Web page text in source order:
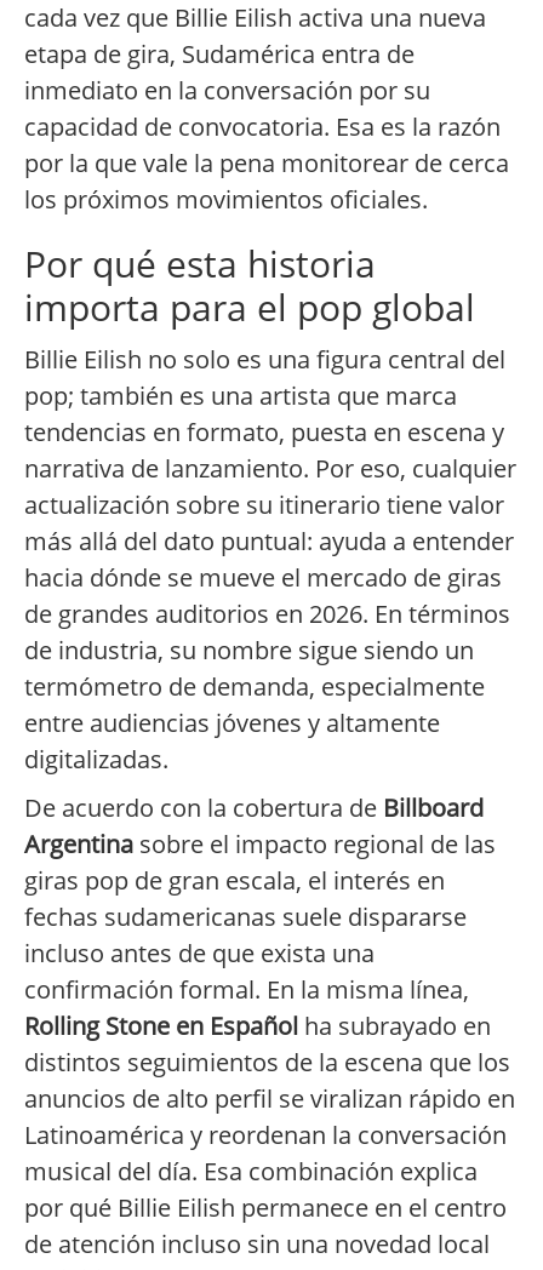
cada vez que Billie Eilish activa una nueva
etapa de gira, Sudamérica entra de
inmediato en la conversación por su
capacidad de convocatoria. Esa es la razón
por la que vale la pena monitorear de cerca
los próximos movimientos oficiales.
Por qué esta historia
importa para el pop global
Billie Eilish no solo es una figura central del
pop; también es una artista que marca
tendencias en formato, puesta en escena y
narrativa de lanzamiento. Por eso, cualquier
actualización sobre su itinerario tiene valor
más allá del dato puntual: ayuda a entender
hacia dónde se mueve el mercado de giras
de grandes auditorios en 2026. En términos
de industria, su nombre sigue siendo un
termómetro de demanda, especialmente
entre audiencias jóvenes y altamente
digitalizadas.
De acuerdo con la cobertura de Billboard
Argentina sobre el impacto regional de las
giras pop de gran escala, el interés en
fechas sudamericanas suele dispararse
incluso antes de que exista una
confirmación formal. En la misma línea,
Rolling Stone en Español ha subrayado en
distintos seguimientos de la escena que los
anuncios de alto perfil se viralizan rápido en
Latinoamérica y reordenan la conversación
musical del día. Esa combinación explica
por qué Billie Eilish permanece en el centro
de atención incluso sin una novedad local